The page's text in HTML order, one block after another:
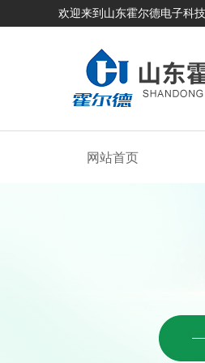
欢迎来到山东霍尔德电子科
网站首页